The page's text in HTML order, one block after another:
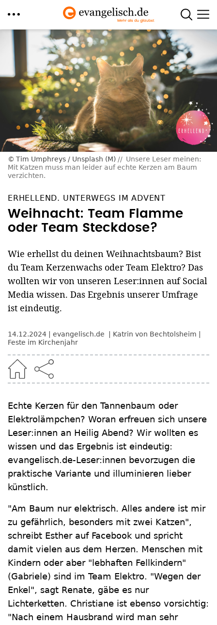
Direkt
zum
Inhalt
Tim Umphreys / Unsplash (M)
Unsere Leser meinen:
Mit Katzen muss man leider auf echte Kerzen am Baum
verzichten.
ERHELLEND. UNTERWEGS IM ADVENT
Weihnacht: Team Flamme
oder Team Steckdose?
Wie erhellst du deinen Weihnachtsbaum? Bist
du Team Kerzenwachs oder Team Elektro? Das
wollten wir von unseren Leser:innen auf Social
Media wissen. Das Ergebnis unserer Umfrage
ist eindeutig.
14.12.2024 evangelisch.de
Katrin von Bechtolsheim
Feste im Kirchenjahr
Echte Kerzen für den Tannenbaum oder
Elektrolämpchen? Woran erfreuen sich unsere
Leser:innen an Heilig Abend? Wir wollten es
wissen und das Ergebnis ist eindeutig:
evangelisch.de-Leser:innen bevorzugen die
praktische Variante und illuminieren lieber
künstlich.
"Am Baum nur elektrisch. Alles andere ist mir
zu gefährlich, besonders mit zwei Katzen",
schreibt Esther auf Facebook und spricht
damit vielen aus dem Herzen. Menschen mit
Kindern oder aber "lebhaften Fellkindern"
(Gabriele) sind im Team Elektro. "Wegen der
Enkel", sagt Renate, gäbe es nur
Lichterketten. Christiane ist ebenso vorsichtig:
"Nach einem Hausbrand wird man sehr